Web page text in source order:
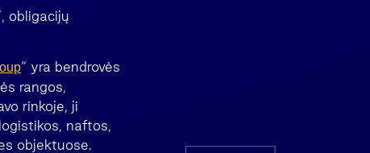
obligacijų
“ yra bendrovės
rangos,
rinkoje, ji
naftos,
objektuose.